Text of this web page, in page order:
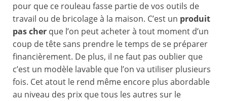
pour que ce rouleau fasse partie de vos outils de
travail ou de bricolage à la maison. C’est un produit
pas cher que l’on peut acheter à tout moment d’un
coup de tête sans prendre le temps de se préparer
financièrement. De plus, il ne faut pas oublier que
c’est un modèle lavable que l’on va utiliser plusieurs
fois. Cet atout le rend même encore plus abordable
au niveau des prix que tous les autres sur le